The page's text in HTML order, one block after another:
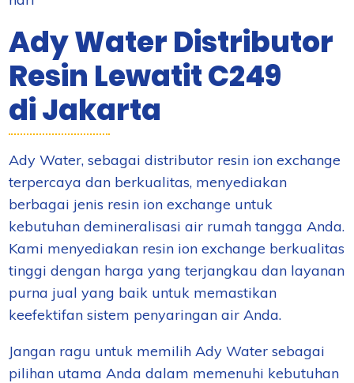
Ady Water Distributor
Resin Lewatit C249
di Jakarta
Ady Water, sebagai distributor resin ion exchange
terpercaya dan berkualitas, menyediakan
berbagai jenis resin ion exchange untuk
kebutuhan demineralisasi air rumah tangga Anda.
Kami menyediakan resin ion exchange berkualitas
tinggi dengan harga yang terjangkau dan layanan
purna jual yang baik untuk memastikan
keefektifan sistem penyaringan air Anda.
Jangan ragu untuk memilih Ady Water sebagai
pilihan utama Anda dalam memenuhi kebutuhan